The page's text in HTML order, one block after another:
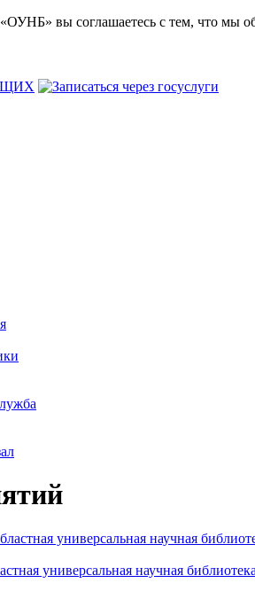
вы соглашаетесь с тем, что мы
универсальная научная